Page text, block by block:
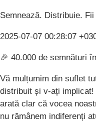
Semnează. Distribuie.
2025-07-07 00:28:07
🎉 40.000 de semnături
Vă mulțumim din suflet
distribuit și v-ați
arată clar că vocea
nu rămânem indiferenți